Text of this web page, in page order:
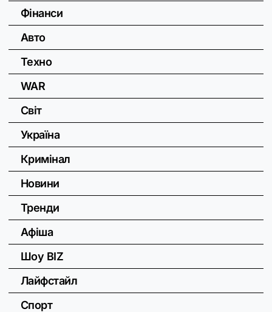
Фінанси
Авто
Техно
WAR
Світ
Україна
Кримінал
Новини
Тренди
Афіша
Шоу BIZ
Лайфстайл
Спорт